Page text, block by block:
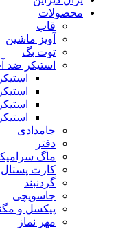
محصولات
قاب
آویز ماشین
توت بگ
استیکر ضد
جامدادی
دفتر
ماگ
کارت پستال
گردنبند
جاسویچی
پیکسل و
مهر نماز